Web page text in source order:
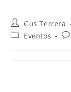
Gus Terrera
Eventos